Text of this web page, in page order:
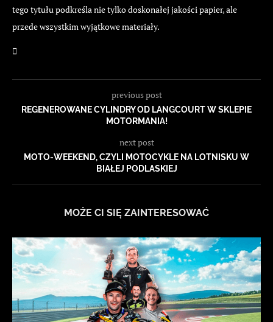
tego tytułu podkreśla nie tylko doskonałej jakości papier, ale
przede wszystkim wyjątkowe materiały.
previous post
REGENEROWANE CYLINDRY OD LANGCOURT W SKLEPIE
MOTORMANIA!
next post
MOTO-WEEKEND, CZYLI MOTOCYKLE NA LOTNISKU W
BIAŁEJ PODLASKIEJ
MOŻE CI SIĘ ZAINTERESOWAĆ